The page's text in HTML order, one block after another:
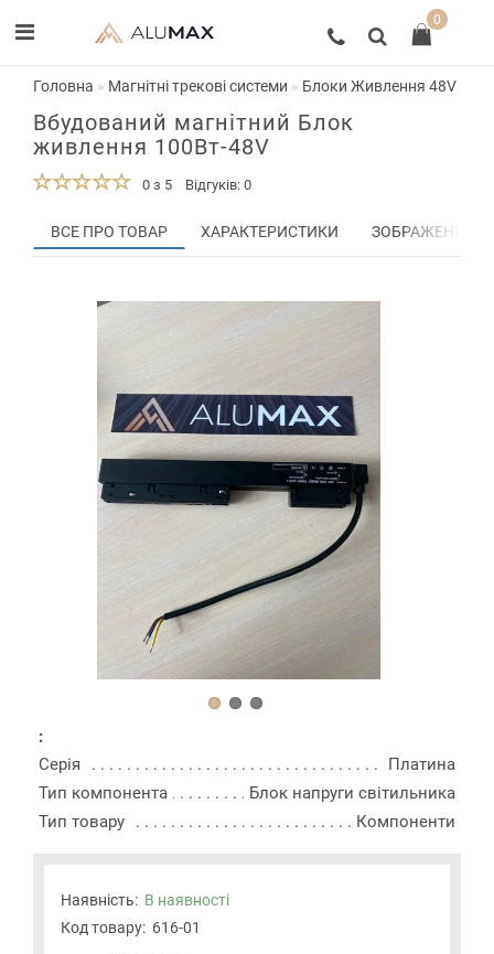
0
Головна Магнітні трекові системи Блоки Живлення 48V
Вбудований магнітний Блок
живлення 100Вт-48V
0 з 5 Відгуків: 0
ВСЕ ПРО ТОВАР ХАРАКТЕРИСТИКИ ЗОБРАЖЕННЯ
:
Серія
Платина
Тип компонента
Блок напруги світильника
Тип товару
Компоненти
Наявність: В наявності
Код товару: 616-01